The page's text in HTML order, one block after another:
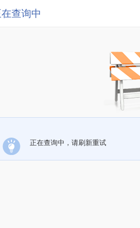
查询中
正在查询中，请刷新重试